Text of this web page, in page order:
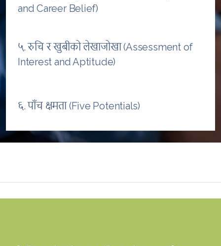
and Career Belief)
५. रुचि र खुबीको लेखाजोखा (Assessment of
Interest and Aptitude)
६. पाँच क्षमता (Five Potentials)